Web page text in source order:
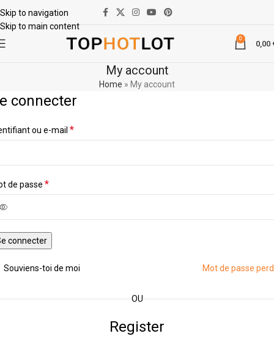
Skip to navigation
Skip to main content
0
0,00
My account
Home » My account
connecter
ou e-mail *
de passe *
connecter
Mot de passe
Souviens-toi de moi
OU
Register